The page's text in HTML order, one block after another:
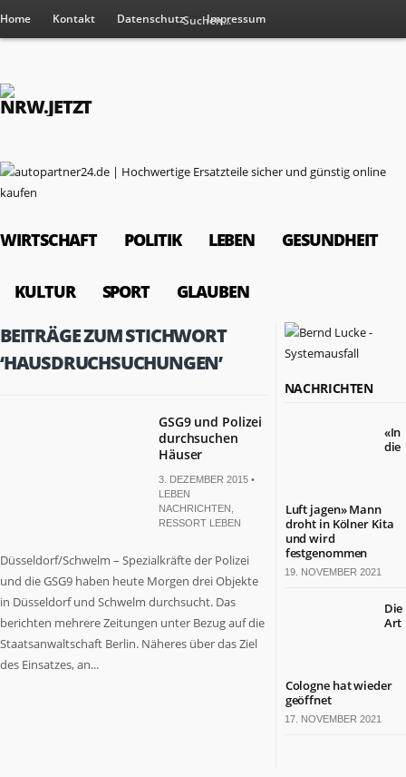
Home Kontakt Datenschutz Impressum
WIRTSCHAFT POLITIK LEBEN GESUNDHEIT
KULTUR SPORT GLAUBEN
BEITRÄGE ZUM STICHWORT
‘HAUSDRUCHSUCHUNGEN’
GSG9 und Polizei
durchsuchen
Häuser
3. DEZEMBER 2015 •
LEBEN
NACHRICHTEN
RESSORT LEBEN
Düsseldorf/Schwelm – Spezialkräfte der Polizei
und die GSG9 haben heute Morgen drei Objekte
in Düsseldorf und Schwelm durchsucht. Das
berichten mehrere Zeitungen unter Bezug auf die
Staatsanwaltschaft Berlin. Näheres über das Ziel
des Einsatzes, an...
NACHRICHTEN
«In
die
Luft jagen» Mann
droht in Kölner Kita
und wird
festgenommen
19. NOVEMBER 2021
Die
Art
Cologne hat wieder
geöffnet
17. NOVEMBER 2021